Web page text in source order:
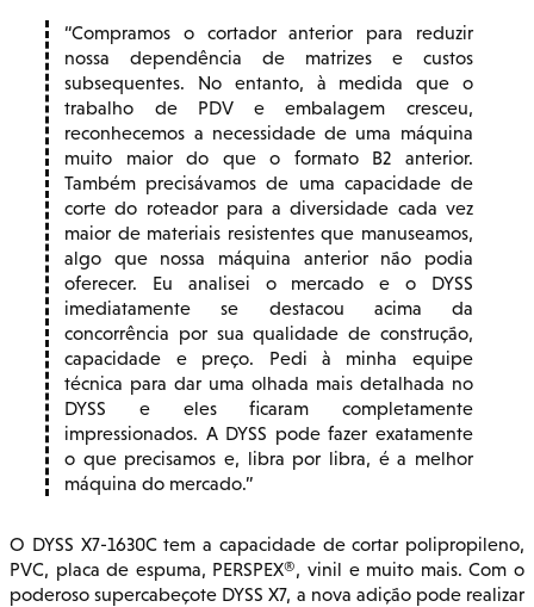
Compramos o cortador anterior para reduzir
nossa dependência de matrizes e custos
subsequentes. No entanto, à medida que o
trabalho de PDV e embalagem cresceu,
reconhecemos a necessidade de uma máquina
muito maior do que o formato B2 anterior.
Também precisávamos de uma capacidade de
corte do roteador para a diversidade cada vez
maior de materiais resistentes que manuseamos,
algo que nossa máquina anterior não podia
oferecer. Eu analisei o mercado e o DYSS
imediatamente se destacou acima da
concorrência por sua qualidade de construção,
capacidade e preço. Pedi à minha equipe
técnica para dar uma olhada mais detalhada no
DYSS e eles ficaram completamente
impressionados. A DYSS pode fazer exatamente
o que precisamos e, libra por libra, é a melhor
máquina do mercado.
O DYSS X7-1630C tem a capacidade de cortar polipropileno,
PVC, placa de espuma, PERSPEX®, vinil e muito mais. Com o
poderoso supercabeçote DYSS X7, a nova adição pode realizar